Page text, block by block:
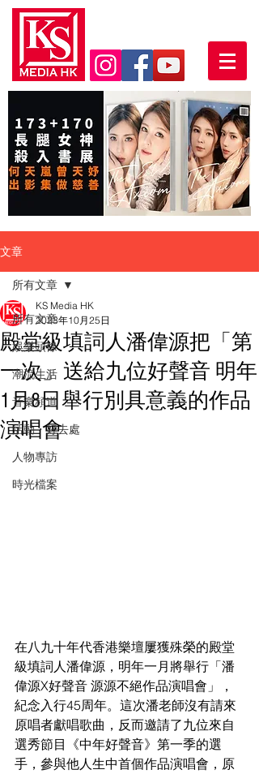
文章
所有文章
娛樂頭條
潮流生活
音樂頻道
活動・好去處
人物專訪
時光檔案
所有文章
殿堂級填詞人潘偉源把「第
一次」送給九位好聲音 明年
1月8日舉行別具意義的作品
演唱會
KS Media HK
2023年10月25日
在八九十年代香港樂壇屢獲殊榮的殿堂
級填詞人潘偉源，明年一月將舉行「潘
偉源X好聲音 源源不絕作品演唱會」，
紀念入行45周年。這次潘老師沒有請來
原唱者獻唱歌曲，反而邀請了九位來自
選秀節目《中年好聲音》第一季的選
手，參與他人生中首個作品演唱會，原